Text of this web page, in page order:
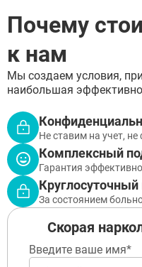
Почему
к нам
Мы создаем условия,
наибольшая
Не ставим на учет,
Комплексный
Гарантия
Круглосуточный
За состоянием
Скорая
Введите ваше имя*
Оставляя заявку
Оставляя заявку Вы
Заполните
Оставляя заявку